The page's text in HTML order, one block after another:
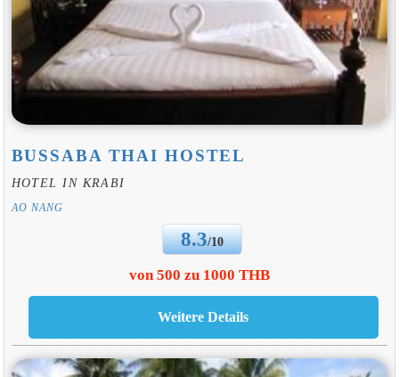
BUSSABA THAI HOSTEL
HOTEL IN KRABI
AO NANG
8.3/10
von 500 zu 1000 THB